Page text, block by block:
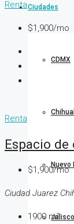
Ciudades
CDMX
Nuevo
Jalisco
Renta
$1,900/mo
Renta
Espacio
$1,900/mo
Ciudad Juarez
1900 m²